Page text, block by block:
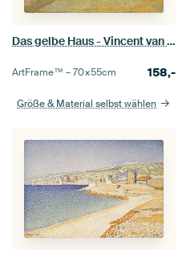
Das gelbe Haus - Vincent van Gogh
ArtFrame™ –70×55cm 158,-
Größe & Material selbst wählen